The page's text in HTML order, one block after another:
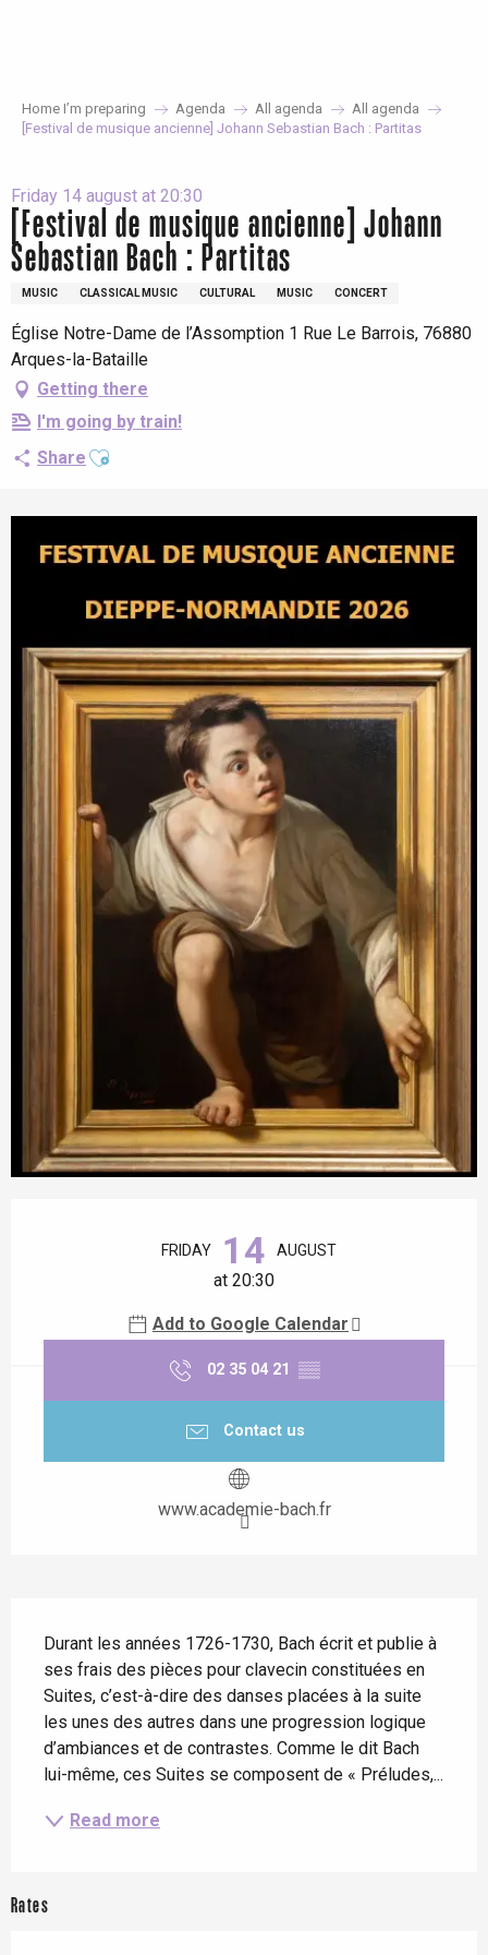
Home I’m preparing Agenda All agenda
All agenda
[Festival de musique ancienne] Johann Sebastian Bach : Partitas
Friday 14 august at 20:30
[Festival de musique ancienne] Johann
Sebastian Bach : Partitas
MUSIC CLASSICAL MUSIC CULTURAL MUSIC CONCERT
Église Notre-Dame de l’Assomption 1 Rue Le Barrois, 76880
Arques-la-Bataille
Getting there
I'm going by train!
Share Ajouter aux favoris
FRIDAY 14 AUGUST
at 20:30
Add to Google Calendar
02 35 04 21 ▒▒
Contact us
www.academie-bach.fr
Durant les années 1726-1730, Bach écrit et publie à
ses frais des pièces pour clavecin constituées en
Suites, c’est-à-dire des danses placées à la suite
les unes des autres dans une progression logique
d’ambiances et de contrastes. Comme le dit Bach
lui-même, ces Suites se composent de « Préludes,...
Read more
Rates